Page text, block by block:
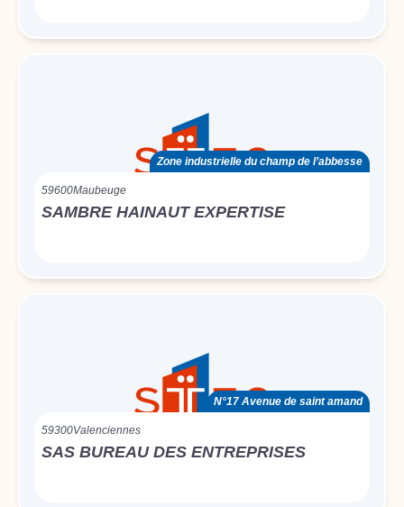
Zone industrielle du champ de l’abbesse
59600Maubeuge
SAMBRE HAINAUT EXPERTISE
N°17 Avenue de saint amand
59300Valenciennes
SAS BUREAU DES ENTREPRISES